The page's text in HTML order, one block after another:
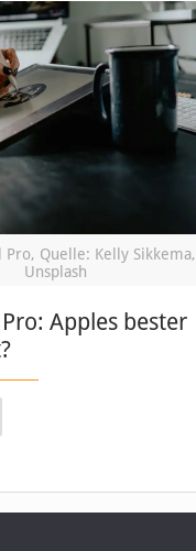
Pro, Quelle: Kelly Sikkema,
Unsplash
Apples bester